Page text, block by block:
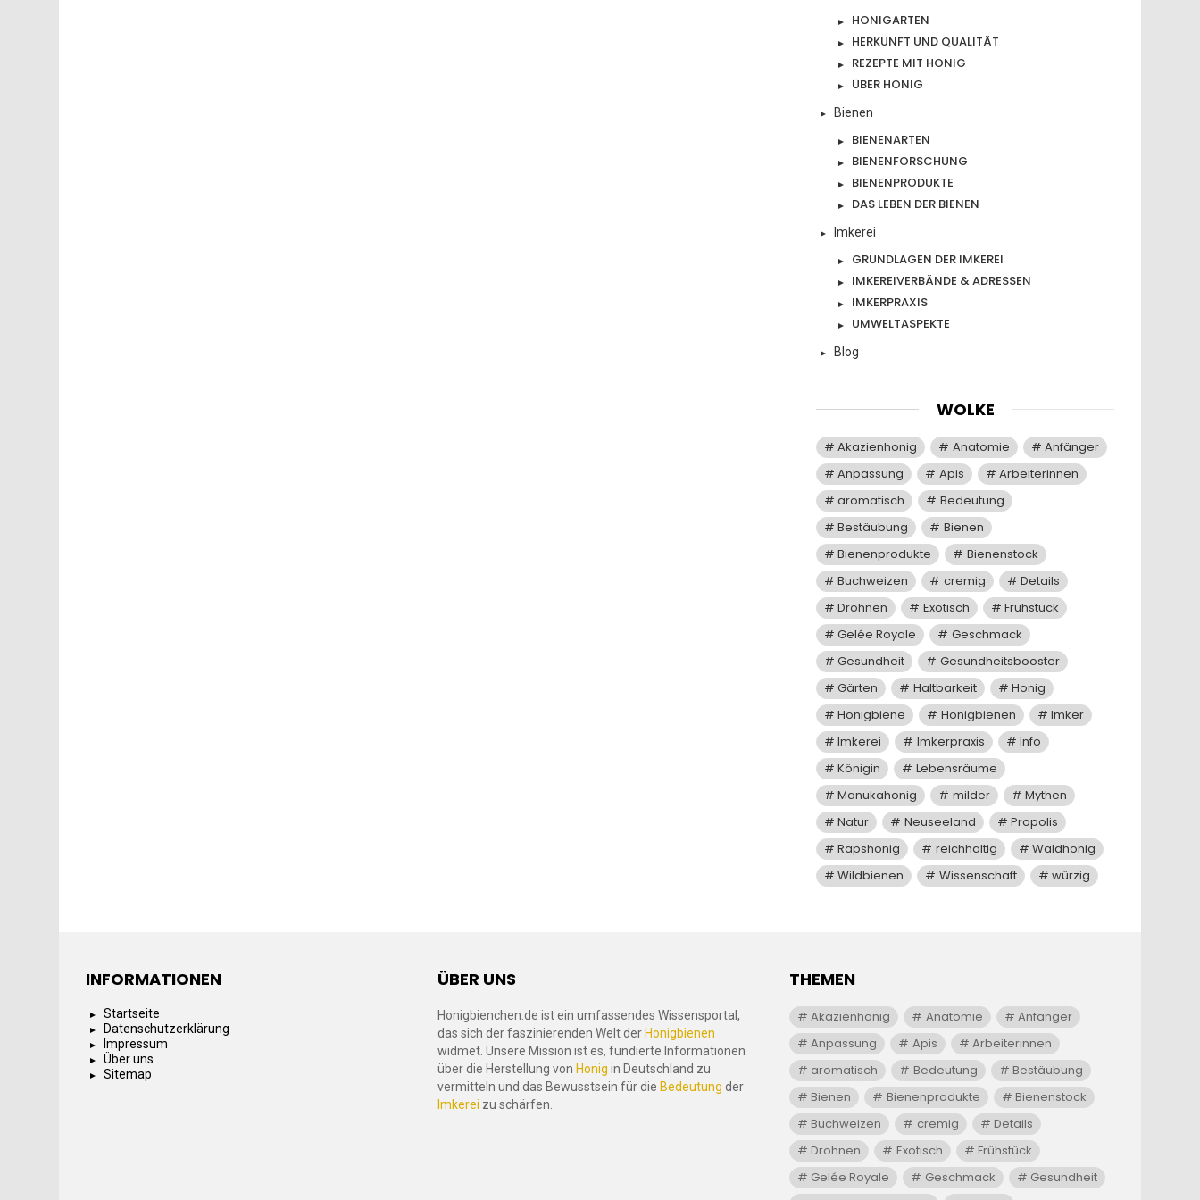
HONIGARTEN
HERKUNFT UND QUALITÄT
REZEPTE MIT HONIG
ÜBER HONIG
Bienen
BIENENARTEN
BIENENFORSCHUNG
BIENENPRODUKTE
DAS LEBEN DER BIENEN
Imkerei
GRUNDLAGEN DER IMKEREI
IMKEREIVERBÄNDE & ADRESSEN
IMKERPRAXIS
UMWELTASPEKTE
Blog
WOLKE
Akazienhonig Anatomie
Anfänger
Anpassung
Apis
Arbeiterinnen
aromatisch
Bedeutung
Bestäubung
Bienen
Bienenprodukte
Bienenstock
Buchweizen
cremig
Details
Drohnen
Exotisch
Frühstück
Gelée Royale
Geschmack
Gesundheit
Gesundheitsbooster
Gärten
Haltbarkeit
Honig
Honigbiene
Honigbienen
Imker
Imkerei
Imkerpraxis
Info
Königin
Lebensräume
Manukahonig
milder
Mythen
Natur
Neuseeland
Propolis
Rapshonig
reichhaltig
Waldhonig
Wildbienen
Wissenschaft würzig
INFORMATIONEN
Startseite
Datenschutzerklärung
Impressum
Über uns
Sitemap
ÜBER UNS
Honigbienchen.de ist ein umfassendes Wissensportal,
das sich der faszinierenden Welt der Honigbienen
widmet. Unsere Mission ist es, fundierte Informationen
über die Herstellung von Honig in Deutschland zu
vermitteln und das Bewusstsein für die Bedeutung der
Imkerei zu schärfen.
THEMEN
Akazienhonig Anatomie
Anfänger
Anpassung
Apis
Arbeiterinnen
aromatisch
Bedeutung
Bestäubung
Bienen
Bienenprodukte
Bienenstock
Buchweizen
cremig
Details
Drohnen
Exotisch
Frühstück
Gelée Royale
Geschmack
Gesundheit